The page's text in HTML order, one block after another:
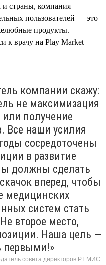
и страны, компания
пользователей — это
продукты.
к врачу на Play Market
компании скажу:
не максимизация
получение
Все наши усилия
сосредоточены
в развитие
должны сделать
вперед, чтобы
медицинских
систем стать
второе место,
Наша цель —
первыми!»
совета директоров РТ МИС